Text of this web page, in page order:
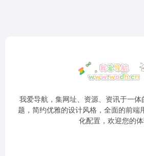
我爱导航，集网址、资源、资讯于一
题，简约优雅的设计风格，全面的前端
化配置，欢迎您的